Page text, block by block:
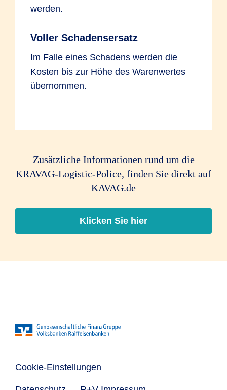
werden.
Voller Schadensersatz
Im Falle eines Schadens werden die
Kosten bis zur Höhe des Warenwertes
übernommen.
Zusätzliche Informationen rund um die
KRAVAG-Logistic-Police, finden Sie direkt auf
KAVAG.de
Klicken Sie hier
Cookie-Einstellungen